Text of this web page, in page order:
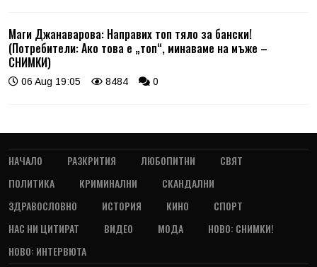
Маги Джанаварова: Направих топ тяло за бански!
(Потребители: Ако това е „топ“, минаваме на мъже –
СНИМКИ)
06 Aug 19:05 8484 0
НАЧАЛО РАЗКРИТИЯ ЛЮБОПИТНИ
СВЯТ
ПОЛИТИКА
КРИМИНАЛНИ
СКАНДАЛНИ
ЗДРАВОСЛОВНО
ИСТОРИЯ КИНО
СПОРТ
НАС НИ ЦИТИРАТ
ВИДЕО МОДА
НОВО: СНИМКИ!
НОВО: ИНТЕРВЮТА